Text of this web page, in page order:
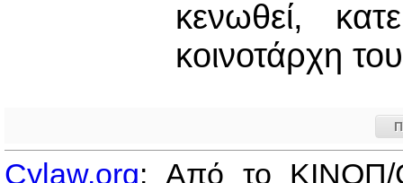
κενωθεί,
κοινοτάρχη
Cylaw.org: Από το